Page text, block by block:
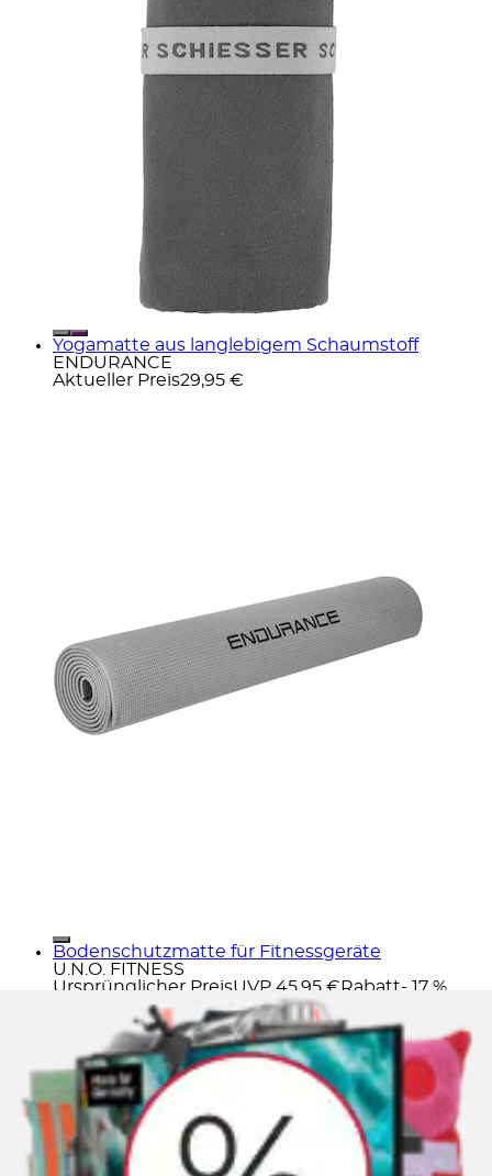
Yogamatte aus langlebigem Schaumstoff
ENDURANCE
Aktueller Preis29,95 €
Bodenschutzmatte für Fitnessgeräte
U.N.O. FITNESS
Ursprünglicher PreisUVP 45,95 €Rabatt- 17 %
Aktueller Preis
37,99 €